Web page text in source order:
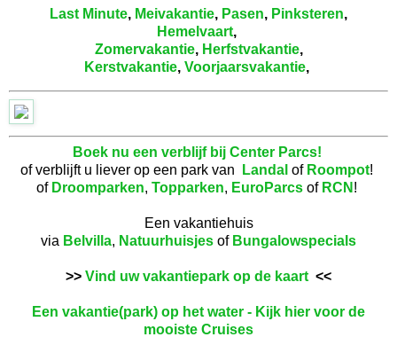
Last Minute, Meivakantie, Pasen, Pinksteren,
Hemelvaart,
Zomervakantie, Herfstvakantie,
Kerstvakantie, Voorjaarsvakantie,
Boek nu een verblijf bij Center Parcs!
of verblijft u liever op een park van
Landal of Roompot!
of Droomparken, Topparken, EuroParcs of RCN !
Een vakantiehuis
via Belvilla, Natuurhuisjes of Bungalowspecials
>> Vind uw vakantiepark op de kaart<<
Een vakantie(park) op het water - Kijk hier voor de
mooiste Cruises